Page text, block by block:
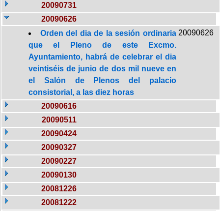
20090731
20090626
Orden del dia de la sesión ordinaria
que el Pleno de este Excmo.
Ayuntamiento, habrá de celebrar el dia
veintiséis de junio de dos mil nueve en
el Salón de Plenos del palacio
consistorial, a las diez horas
20090626
20090616
20090511
20090424
20090327
20090227
20090130
20081226
20081222